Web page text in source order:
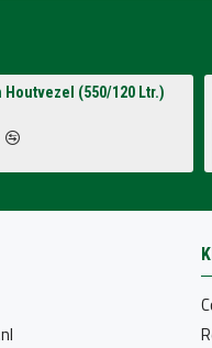
Houtvezel (550/120 Ltr.)